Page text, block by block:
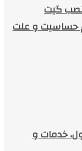
نصب گیت
حساسیت و علت
خدمات و